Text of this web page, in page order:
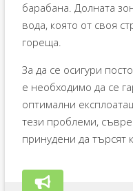
барабана. Долната
вода, която от своя
гореща.
За да се осигури
е необходимо да се
оптимални
тези проблеми,
принудени да търсят